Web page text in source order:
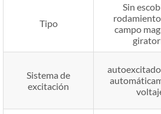
Tipo
Sin
campo
Sistema de
excitación